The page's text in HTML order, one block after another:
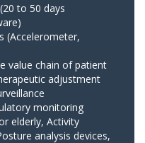
to 50 days
(Accelerometer,
value chain of patient
adjustment
monitoring
elderly, Activity
analysis devices,